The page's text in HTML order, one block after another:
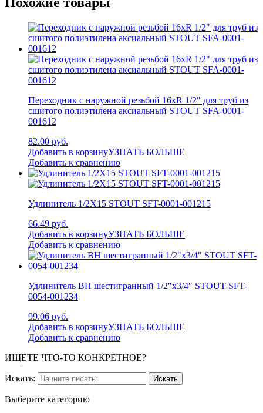
Переходник с наружной резьбой 16xR 1/2″ для труб из
сшитого полиэтилена аксиальный STOUT SFA-0001-
001612
82.00 руб.
Добавить в корзинуУЗНАТЬ БОЛЬШЕ
Добавить к сравнению
Удлинитель 1/2X15 STOUT SFT-0001-001215
66.49 руб.
Добавить в корзинуУЗНАТЬ БОЛЬШЕ
Добавить к сравнению
Удлинитель ВН шестигранный 1/2″x3/4″ STOUT SFT-
0054-001234
99.06 руб.
Добавить в корзинуУЗНАТЬ БОЛЬШЕ
Добавить к сравнению
ИЩЕТЕ ЧТО-ТО КОНКРЕТНОЕ?
Искать:
Выберите категорию